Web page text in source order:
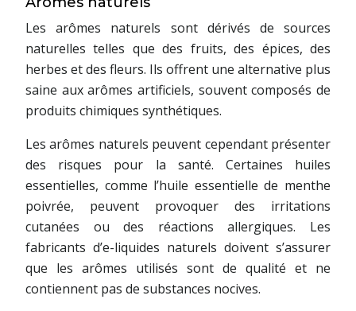
Les arômes naturels sont dérivés de sources
naturelles telles que des fruits, des épices, des
herbes et des fleurs. Ils offrent une alternative plus
saine aux arômes artificiels, souvent composés de
produits chimiques synthétiques.
Les arômes naturels peuvent cependant présenter
des risques pour la santé. Certaines huiles
essentielles, comme l’huile essentielle de menthe
poivrée, peuvent provoquer des irritations
cutanées ou des réactions allergiques. Les
fabricants d’e-liquides naturels doivent s’assurer
que les arômes utilisés sont de qualité et ne
contiennent pas de substances nocives.